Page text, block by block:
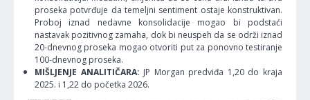
proseka potvrđuje da temeljni sentiment ostaje konstruktivan.
Proboj iznad nedavne konsolidacije mogao bi podstaći
nastavak pozitivnog zamaha, dok bi neuspeh da se održi iznad
20-dnevnog proseka mogao otvoriti put za ponovno testiranje
100-dnevnog proseka.
MIŠLJENJE ANALITIČARA: JP Morgan predviđa 1,20 do kraja
2025. i 1,22 do početka 2026.